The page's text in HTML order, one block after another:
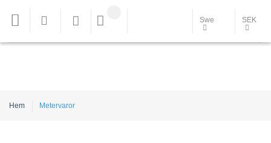
Swe SEK
Hem Metervaror